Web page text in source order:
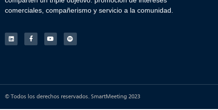
comerciales, compañerismo y servicio a la comunidad.
© Todos los derechos reservados. SmartMeeting 2023